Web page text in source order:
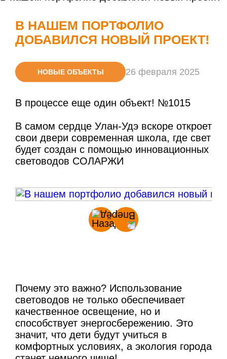
В НАШЕМ ПОРТФОЛИО
ДОБАВИЛСЯ НОВЫЙ ПРОЕКТ!
НОВЫЕ ОБЪЕКТЫ 26 февраля 2025
В процессе еще один объект! №1015
В самом сердце Улан-Удэ вскоре откроет
свои двери современная школа, где свет
будет создан с помощью инновационных
световодов СОЛАРЖИ
Почему это важно? Использование
световодов не только обеспечивает
качественное освещение, но и
способствует энергосбережению. Это
значит, что дети будут учиться в
комфортных условиях, а экология города